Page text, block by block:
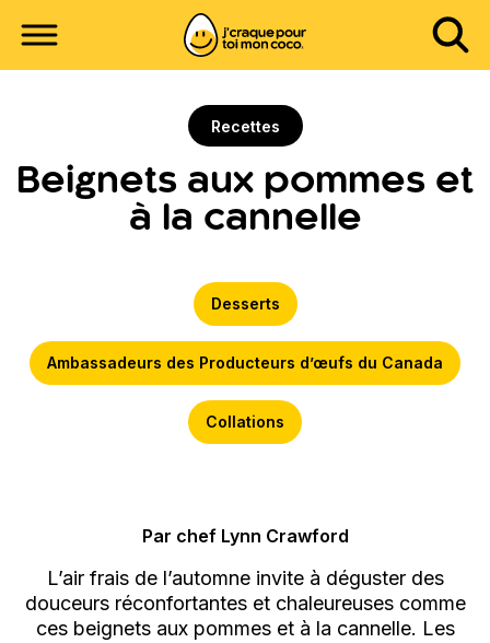
Recettes
Beignets aux pommes et
à la cannelle
Desserts
Ambassadeurs des Producteurs d’œufs du Canada
Collations
Par chef Lynn Crawford
L’air frais de l’automne invite à déguster des
douceurs réconfortantes et chaleureuses comme
ces beignets aux pommes et à la cannelle. Les